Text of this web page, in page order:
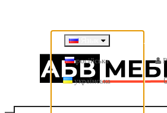
російська
українська